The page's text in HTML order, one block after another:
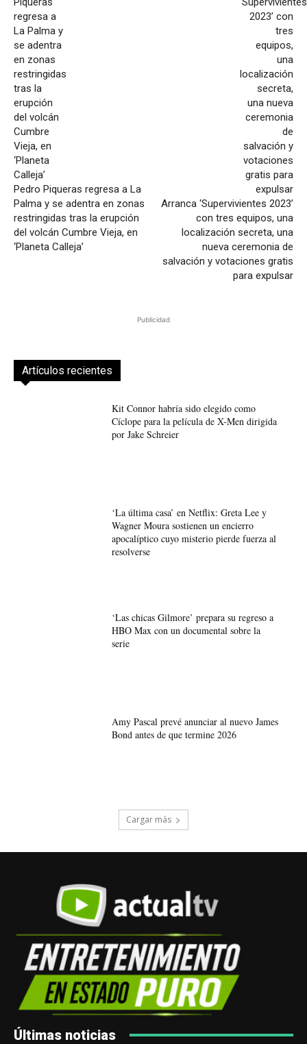
Pedro Piqueras regresa a La
Palma y se adentra en zonas
restringidas tras la erupción
del volcán Cumbre Vieja, en
‘Planeta Calleja’
Arranca ‘Supervivientes 2023’
con tres equipos, una
localización secreta, una
nueva ceremonia de
salvación y votaciones gratis
para expulsar
Publicidad
Artículos recientes
Kit Connor habría sido elegido como
Cíclope para la película de X-Men dirigida
por Jake Schreier
‘La última casa’ en Netflix: Greta Lee y
Wagner Moura sostienen un encierro
apocalíptico cuyo misterio pierde fuerza al
resolverse
‘Las chicas Gilmore’ prepara su regreso a
HBO Max con un documental sobre la
serie
Amy Pascal prevé anunciar al nuevo James
Bond antes de que termine 2026
Cargar más
Últimas noticias